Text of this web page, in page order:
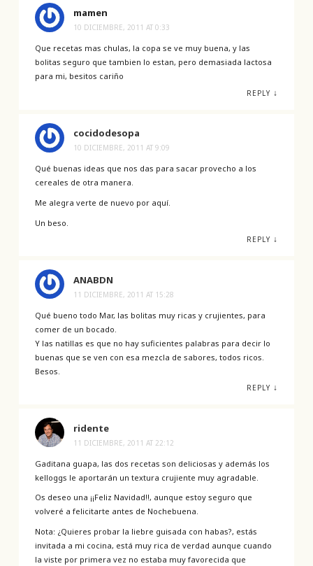
mamen
10 DICIEMBRE, 2011 AT 0:33
Que recetas mas chulas, la copa se ve muy buena, y las
bolitas seguro que tambien lo estan, pero demasiada lactosa
para mi, besitos cariño
REPLY ↓
cocidodesopa
10 DICIEMBRE, 2011 AT 9:09
Qué buenas ideas que nos das para sacar provecho a los
cereales de otra manera.
Me alegra verte de nuevo por aquí.
Un beso.
REPLY ↓
ANABDN
11 DICIEMBRE, 2011 AT 15:28
Qué bueno todo Mar, las bolitas muy ricas y crujientes, para
comer de un bocado.
Y las natillas es que no hay suficientes palabras para decir lo
buenas que se ven con esa mezcla de sabores, todos ricos.
Besos.
REPLY ↓
ridente
11 DICIEMBRE, 2011 AT 22:12
Gaditana guapa, las dos recetas son deliciosas y además los
kelloggs le aportarán un textura crujiente muy agradable.
Os deseo una ¡¡Feliz Navidad!!, aunque estoy seguro que
volveré a felicitarte antes de Nochebuena.
Nota: ¿Quieres probar la liebre guisada con habas?, estás
invitada a mi cocina, está muy rica de verdad aunque cuando
la viste por primera vez no estaba muy favorecida que